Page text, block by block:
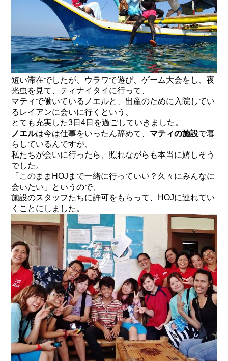
短い滞在でしたが、ウラワで遊び、ゲーム大会をし、夜
光虫を見て、ティナイタイに行って、
マティで働いているノエルと、出産のために入院してい
るレイアンに会いに行くという、
とても充実した3日4日を過ごしていきました。
ノエルは今は仕事をいったん辞めて、 マティの施設で暮
らしているんですが、
私たちが会いに行ったら、照れながらも本当に嬉しそう
でした。
「このままHOJまで一緒に行っていい？久々にみんなに
会いたい」というので、
施設のスタッフたちに許可をもらって、HOJに連れてい
くことにしました。